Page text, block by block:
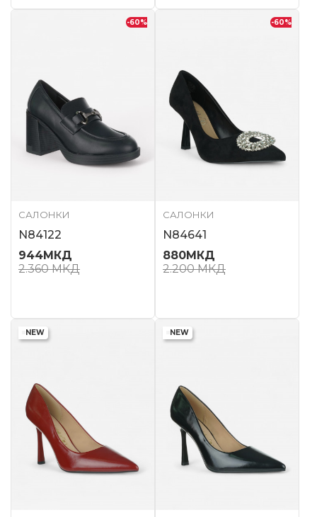
-60%
САЛОНКИ
N84122
944МКД
2.360МКД
-60%
САЛОНКИ
N84641
880МКД
2.200МКД
NEW NEW